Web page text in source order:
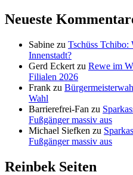
Neueste
Sabine zu Tschüss Tchibo:
Innenstadt?
Gerd Eckert zu Rewe im
Filialen 2026
Frank zu
Wahl
Barrierefrei-Fan zu
Fußgänger massiv aus
Michael Siefken zu
Fußgänger massiv aus
Reinbek Seiten